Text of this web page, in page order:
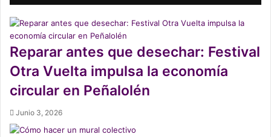
Reparar antes que desechar: Festival
Otra Vuelta impulsa la economía
circular en Peñalolén
Junio 3, 2026